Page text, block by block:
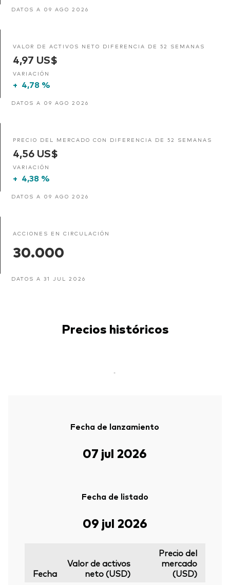
DATOS A 09 AGO 2026
VALOR DE ACTIVOS NETO DIFERENCIA DE 52 SEMANAS
4,97 US$
VARIACIÓN
+ 4,78 %
DATOS A 09 AGO 2026
PRECIO DEL MERCADO CON DIFERENCIA DE 52 SEMANAS
4,56 US$
VARIACIÓN
+ 4,38 %
DATOS A 09 AGO 2026
ACCIONES EN CIRCULACIÓN
30.000
DATOS A 31 JUL 2026
Precios históricos
-
Fecha de lanzamiento
07 jul 2026
Fecha de listado
09 jul 2026
Fecha
Valor de activos
neto (USD)
Precio del
mercado
(USD)